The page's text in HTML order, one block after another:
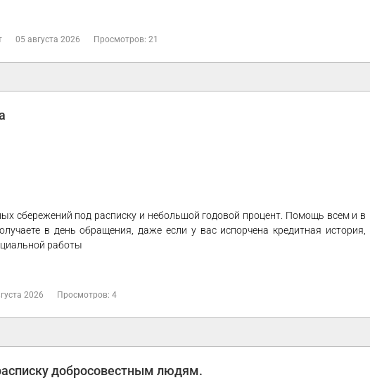
05 августа 2026 Просмотров: 21
сбережений под расписку и небольшой годовой процент. Помощь всем и в
в день обращения, даже если у вас испорчена кредитная история,
работы
2026 Просмотров: 4
добросовестным людям.